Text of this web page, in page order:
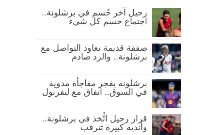
رحيل آخر حُسم في برشلونة..
اجتماع حسم كل شيء
صفقة قديمة تعاود التواصل مع
برشلونة.. والرد صادم
برشلونة يفجر مفاجأة مدوية
في السوق.. اتفاق مع ليفربول
قرار رحيل اتُّخذ في برشلونة..
وأندية كبيرة تترقب